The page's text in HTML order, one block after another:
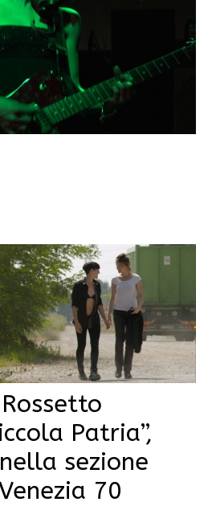
Patria”,
sezione
70